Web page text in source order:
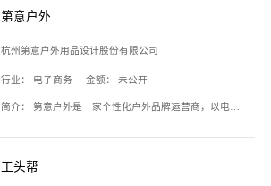
第意户外
杭州第意户外用品设计股份有限公司
行业： 电子商务 金额： 未公开
简介： 第意户外是一家个性化户外品牌运营商，以电子商务为主要载体，主要从事户外产品的设计、生产、销售业务，产品包含冲锋衣、户外鞋、户外背包等。
工头帮